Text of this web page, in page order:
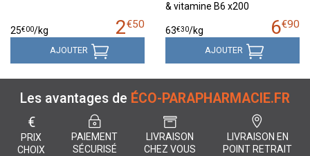
2€50
25€00/kg
AJOUTER
& vitamine B6 x200
6€90
63€30/kg
AJOUTER
Les avantages de ÉCO-PARAPHARMACIE.FR
€
PRIX
CHOIX
PAIEMENT
SÉCURISÉ
LIVRAISON
CHEZ VOUS
LIVRAISON EN
POINT RETRAIT